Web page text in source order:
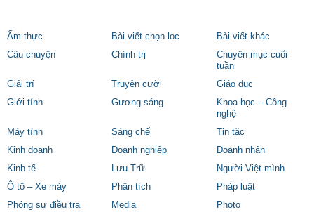
Ẩm thực Bài viết chọn lọc
Bài viết khác
Câu chuyện
Chính trị
Chuyên mục cuối
tuần
Giải trí
Truyện cười
Giáo dục
Giới tính
Gương sáng
Khoa học – Công
nghệ
Máy tính
Sáng chế
Tin tặc
Kinh doanh
Doanh nghiệp
Doanh nhân
Kinh tế
Lưu Trữ
Người Việt mình
Ô tô – Xe máy
Phân tích
Pháp luật
Phóng sự điều tra
Media
Photo